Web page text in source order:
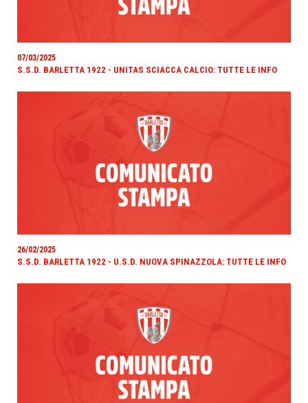
07/03/2025
S.S.D. BARLETTA 1922 - UNITAS SCIACCA CALCIO: TUTTE LE INFO
26/02/2025
S.S.D. BARLETTA 1922 - U.S.D. NUOVA SPINAZZOLA: TUTTE LE INFO